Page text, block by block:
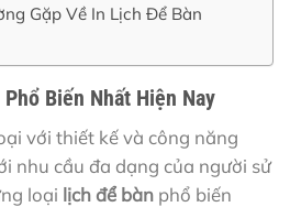
Gặp Về In Lịch Để Bàn
Biến Nhất Hiện Nay
với thiết kế và công năng
nhu cầu đa dạng của người sử
loại lịch để bàn phổ biến